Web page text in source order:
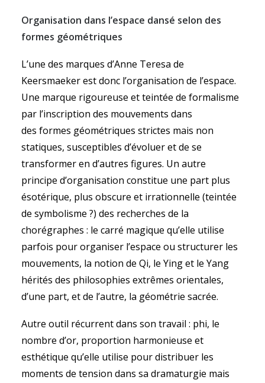
Organisation dans l’espace dansé selon des
formes géométriques
L’une des marques d’Anne Teresa de
Keersmaeker est donc l’organisation de l’espace.
Une marque rigoureuse et teintée de formalisme
par l’inscription des mouvements dans
des formes géométriques strictes mais non
statiques, susceptibles d’évoluer et de se
transformer en d’autres figures. Un autre
principe d’organisation constitue une part plus
ésotérique, plus obscure et irrationnelle (teintée
de symbolisme ?) des recherches de la
chorégraphes : le carré magique qu’elle utilise
parfois pour organiser l’espace ou structurer les
mouvements, la notion de Qi, le Ying et le Yang
hérités des philosophies extrêmes orientales,
d’une part, et de l’autre, la géométrie sacrée.
Autre outil récurrent dans son travail : phi, le
nombre d’or, proportion harmonieuse et
esthétique qu’elle utilise pour distribuer les
moments de tension dans sa dramaturgie mais